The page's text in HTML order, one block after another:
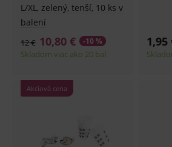
L/XL, zelený, tenší, 10 ks v
balení
10,80 €
12 € -10 %
Skladom viac ako 20 bal
1,95
Akciová cena